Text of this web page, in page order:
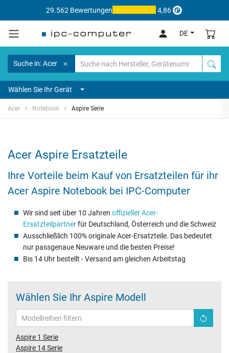
29.562 Bewertungen 4,86
DE
Suche in: Acer
Wählen Sie Ihr Gerät
Acer Notebook Aspire Serie
Acer Aspire Ersatzteile
Ihre Vorteile beim Kauf von Ersatzteilen für ihr
Acer Aspire Notebook bei IPC-Computer
Wir sind seit über 10 Jahren offizieller Acer-
Ersatzteilpartnerfür Deutschland, Österreich und die Schweiz
Ausschließlich 100% originale Acer-Ersatzteile. Das bedeutet
nur passgenaue Neuware und die besten Preise!
Bis 14 Uhr bestellt - Versand am gleichen Arbeitstag
Wählen Sie Ihr Aspire Modell
Aspire 1 Serie
Aspire 14 Serie